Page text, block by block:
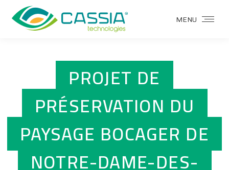
MENU
PROJET DE
PRÉSERVATION DU
PAYSAGE BOCAGER DE
NOTRE-DAME-DES-